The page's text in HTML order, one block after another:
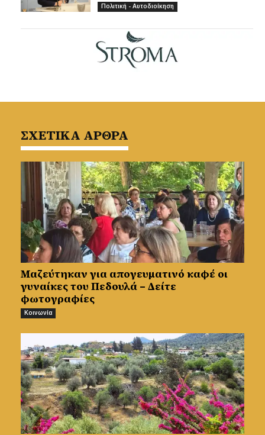
Πολιτική - Αυτοδιοίκηση
ΣΧΕΤΙΚΑ ΑΡΘΡΑ
Μαζεύτηκαν για απογευματινό καφέ οι
γυναίκες του Πεδουλά – Δείτε
φωτογραφίες
Κοινωνία